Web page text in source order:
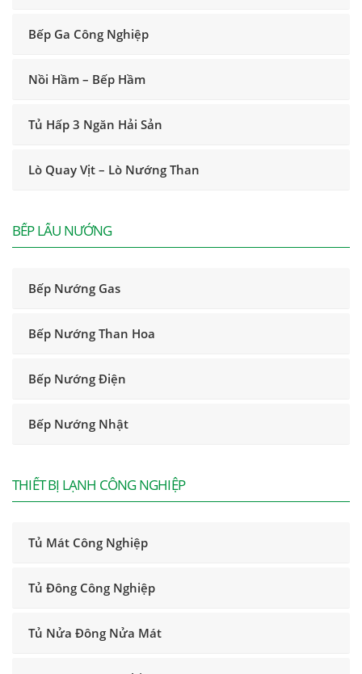
Bếp Ga Công Nghiệp
Nồi Hầm – Bếp Hầm
Tủ Hấp 3 Ngăn Hải Sản
Lò Quay Vịt – Lò Nướng Than
BẾP LẨU NƯỚNG
Bếp Nướng Gas
Bếp Nướng Than Hoa
Bếp Nướng Điện
Bếp Nướng Nhật
THIẾT BỊ LẠNH CÔNG NGHIỆP
Tủ Mát Công Nghiệp
Tủ Đông Công Nghiệp
Tủ Nửa Đông Nửa Mát